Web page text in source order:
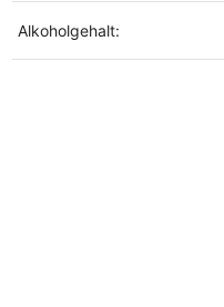
Alkoholgehalt: